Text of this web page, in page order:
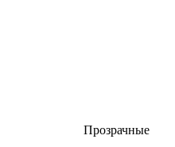
Прозрачные